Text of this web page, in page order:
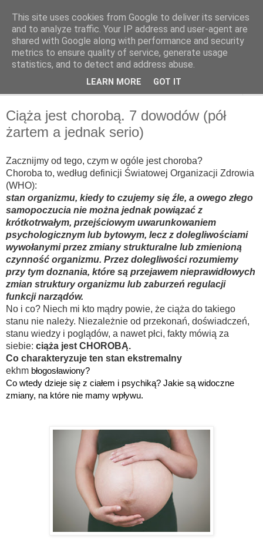
OffMatka
Ciąża jest chorobą. 7 dowodów (pół
żartem a jednak serio)
Zacznijmy od tego, czym w ogóle jest choroba?
Choroba to, według definicji Światowej Organizacji Zdrowia
(WHO):
stan organizmu, kiedy to czujemy się źle, a owego złego
samopoczucia nie można jednak powiązać z
krótkotrwałym, przejściowym uwarunkowaniem
psychologicznym lub bytowym, lecz z dolegliwościami
wywołanymi przez zmiany strukturalne lub zmienioną
czynność organizmu. Przez dolegliwości rozumiemy
przy tym doznania, które są przejawem nieprawidłowych
zmian struktury organizmu lub zaburzeń regulacji
funkcji narządów.
No i co? Niech mi kto mądry powie, że ciąża do takiego
stanu nie należy. Niezależnie od przekonań, doświadczeń,
stanu wiedzy i poglądów, a nawet płci, fakty mówią za
siebie: ciąża jest CHOROBĄ.
Co charakteryzuje ten stan ekstremalny
ekhm błogosławiony?
Co wtedy dzieje się z ciałem i psychiką? Jakie są widoczne
zmiany, na które nie mamy wpływu.
This site uses cookies from Google to deliver its services
and to analyze traffic. Your IP address and user-agent are
shared with Google along with performance and security
metrics to ensure quality of service, generate usage
statistics, and to detect and address abuse.
LEARN MORE GOT IT